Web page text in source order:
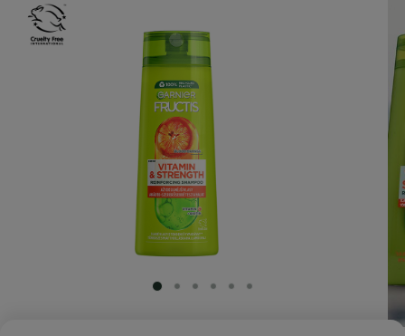
SLIDE 1
SLIDE 2
SLIDE 3
SLIDE 4
SLIDE 5
SLIDE 6